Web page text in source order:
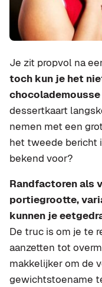
Je zit propvol na
toch kun je het
dessertkaart
nemen met een
het tweede bericht
bekend voor?
Randfactoren als
portiegrootte,
kunnen je
De truc is om je te
aanzetten tot
makkelijker om de
gewichtstoename